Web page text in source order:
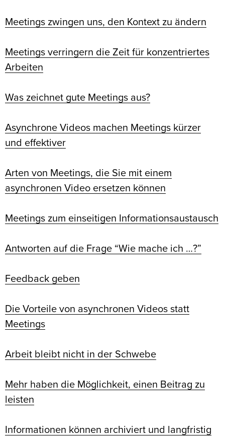
Meetings zwingen uns, den Kontext zu ändern
Meetings verringern die Zeit für konzentriertes
Arbeiten
Was zeichnet gute Meetings aus?
Asynchrone Videos machen Meetings kürzer
und effektiver
Arten von Meetings, die Sie mit einem
asynchronen Video ersetzen können
Meetings zum einseitigen Informationsaustausch
Antworten auf die Frage “Wie mache ich …?”
Feedback geben
Die Vorteile von asynchronen Videos statt
Meetings
Arbeit bleibt nicht in der Schwebe
Mehr haben die Möglichkeit, einen Beitrag zu
leisten
Informationen können archiviert und langfristig